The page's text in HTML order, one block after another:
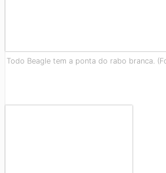
Todo Beagle tem a ponta do rabo branca.